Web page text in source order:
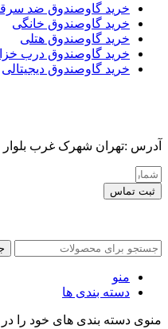
خرید گاوصندوق ضد
خرید گاوصندوق خانگی
خرید گاوصندوق هتلی
خرید گاوصندوق درب
خرید گاوصندوق دیجیتالی
آدرس :تهران شهرک غرب بلوار
ثبت تماس
منو
دسته بندی ها
منوی دسته بندی های خود را